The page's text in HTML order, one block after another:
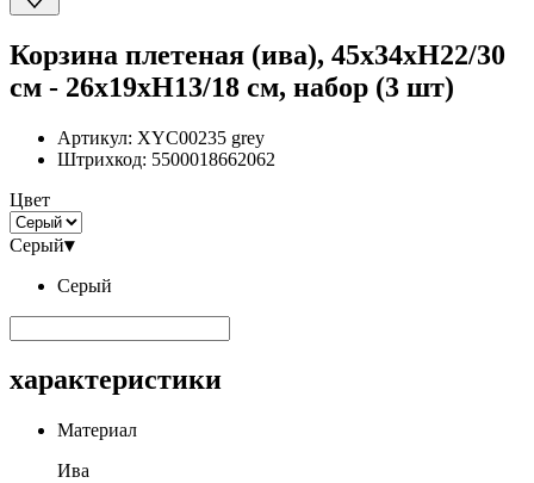
Корзина плетеная (ива), 45x34xH22/30
см - 26x19xH13/18 см, набор (3 шт)
Артикул: XYC00235 grey
Штрихкод: 5500018662062
Цвет
Серый▾
Серый
характеристики
Материал
Ива